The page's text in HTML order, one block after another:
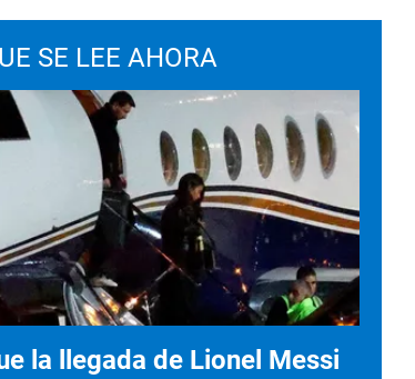
SE LEE AHORA
la llegada de Lionel Messi